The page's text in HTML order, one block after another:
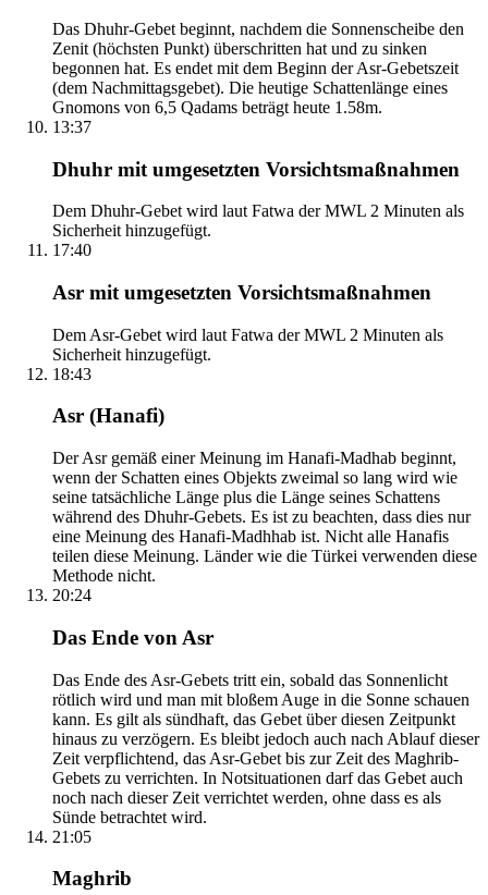
Das Dhuhr-Gebet beginnt, nachdem die Sonnenscheibe den
Zenit (höchsten Punkt) überschritten hat und zu sinken
begonnen hat. Es endet mit dem Beginn der Asr-Gebetszeit
(dem Nachmittagsgebet). Die heutige Schattenlänge eines
Gnomons von 6,5 Qadams beträgt heute 1.58m.
13:37
Dhuhr mit umgesetzten Vorsichtsmaßnahmen
Dem Dhuhr-Gebet wird laut Fatwa der MWL 2 Minuten als
Sicherheit hinzugefügt.
17:40
Asr mit umgesetzten Vorsichtsmaßnahmen
Dem Asr-Gebet wird laut Fatwa der MWL 2 Minuten als
Sicherheit hinzugefügt.
18:43
Asr (Hanafi)
Der Asr gemäß einer Meinung im Hanafi-Madhab beginnt,
wenn der Schatten eines Objekts zweimal so lang wird wie
seine tatsächliche Länge plus die Länge seines Schattens
während des Dhuhr-Gebets. Es ist zu beachten, dass dies nur
eine Meinung des Hanafi-Madhhab ist. Nicht alle Hanafis
teilen diese Meinung. Länder wie die Türkei verwenden diese
Methode nicht.
20:24
Das Ende von Asr
Das Ende des Asr-Gebets tritt ein, sobald das Sonnenlicht
rötlich wird und man mit bloßem Auge in die Sonne schauen
kann. Es gilt als sündhaft, das Gebet über diesen Zeitpunkt
hinaus zu verzögern. Es bleibt jedoch auch nach Ablauf dieser
Zeit verpflichtend, das Asr-Gebet bis zur Zeit des Maghrib-
Gebets zu verrichten. In Notsituationen darf das Gebet auch
noch nach dieser Zeit verrichtet werden, ohne dass es als
Sünde betrachtet wird.
21:05
Maghrib